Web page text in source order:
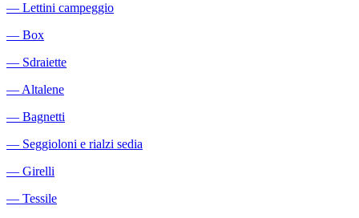
― Lettini campeggio
― Box
― Sdraiette
―Altalene
― Bagnetti
― Seggioloni e rialzi sedia
― Girelli
― Tessile